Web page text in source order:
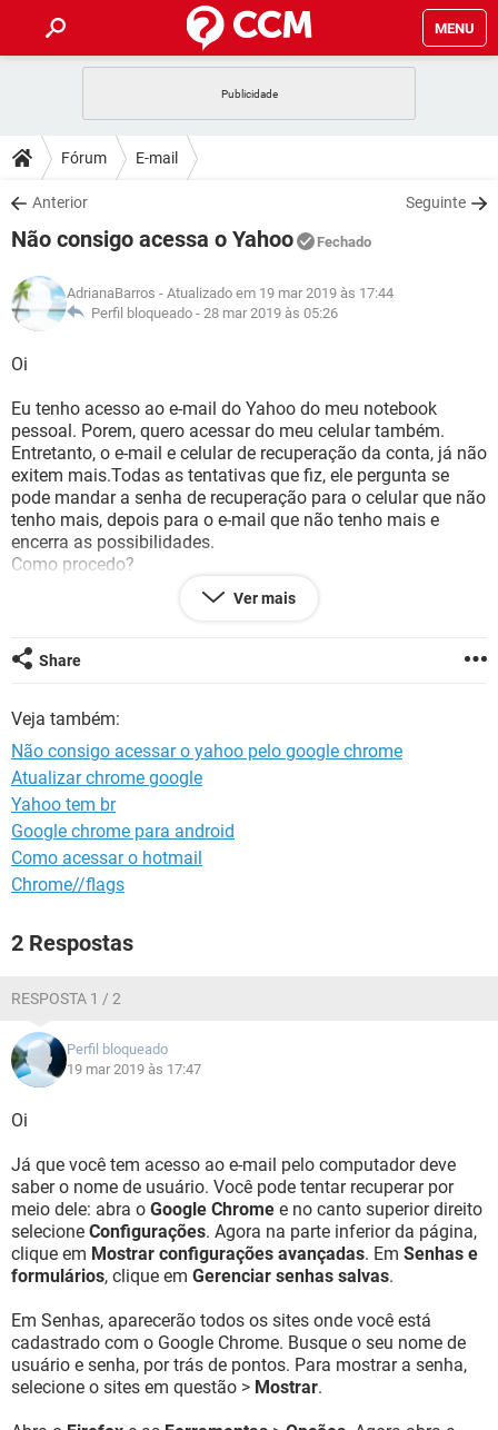
MENU
CELULAR
OUTLOOK
INSTAGRAM GMAIL
GUIA DE COMPRAS
DICAS
JOGOS
INSTAGRAM GMAIL
GUIA DE COMPRAS
DOWNLOADS
JOGOS WHATSAPP
CELULAR
OUTLOOK EXCEL
INSTAGRAM
JOGOS WHATSAPP
CELULAR
OUTLOOK
INSTAGRAM GMAIL
GUIA DE COMPRAS
GLOSSÁRIO
JOGOS
OUTLOOK EXCEL
INSTAGRAM GMAIL
GUIA DE COMPRAS
Fórum E-mail
Anterior Seguinte
Não consigo acessa o Yahoo Fechado
AdrianaBarros - Atualizado em 19 mar 2019 às 17:44
Perfil bloqueado - 28 mar 2019 às 05:26
Oi
Eu tenho acesso ao e-mail do Yahoo do meu notebook
pessoal. Porem, quero acessar do meu celular também.
Entretanto, o e-mail e celular de recuperação da conta, já não
exitem mais.Todas as tentativas que fiz, ele pergunta se
pode mandar a senha de recuperação para o celular que não
tenho mais, depois para o e-mail que não tenho mais e
encerra as possibilidades.
Como procedo?
Já fiz varias pesquisas no Google e tentativas pelo Yahoo,
Obrigada
Ver mais
Share
Veja também:
Não consigo acessar o yahoo pelo google chrome
Atualizar chrome google
Yahoo tem br
Google chrome para android
Como acessar o hotmail
Chrome//flags
2 Respostas
RESPOSTA 1 / 2
Perfil bloqueado
19 mar 2019 às 17:47
Oi
Já que você tem acesso ao e-mail pelo computador deve
saber o nome de usuário. Você pode tentar recuperar por
meio dele: abra o Google Chrome e no canto superior direito
selecione Configurações. Agora na parte inferior da página,
clique em Mostrar configurações avançadas. Em Senhas e
formulários, clique em Gerenciar senhas salvas.
Em Senhas, aparecerão todos os sites onde você está
cadastrado com o Google Chrome. Busque o seu nome de
usuário e senha, por trás de pontos. Para mostrar a senha,
selecione o sites em questão > Mostrar.